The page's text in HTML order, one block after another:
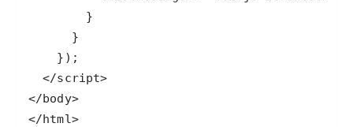
</body>
</html>